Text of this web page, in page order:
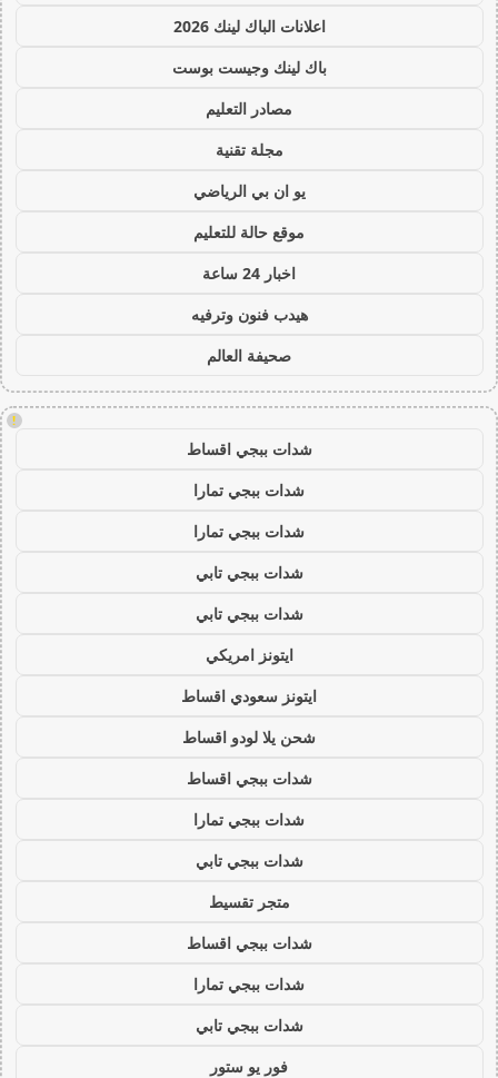
اعلانات الباك لينك 2026
باك لينك وجيست بوست
مصادر التعليم
مجلة تقنية
يو ان بي الرياضي
موقع حالة للتعليم
اخبار 24 ساعة
هيدب فنون وترفيه
صحيفة العالم
!
شدات ببجي اقساط
شدات ببجي تمارا
شدات ببجي تمارا
شدات ببجي تابي
شدات ببجي تابي
ايتونز امريكي
ايتونز سعودي اقساط
شحن يلا لودو اقساط
شدات ببجي اقساط
شدات ببجي تمارا
شدات ببجي تابي
متجر تقسيط
شدات ببجي اقساط
شدات ببجي تمارا
شدات ببجي تابي
فور يو ستور